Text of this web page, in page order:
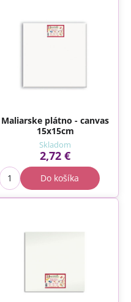
Maliarske plátno - canvas
15x15cm
Skladom
2,72 €
Do košíka